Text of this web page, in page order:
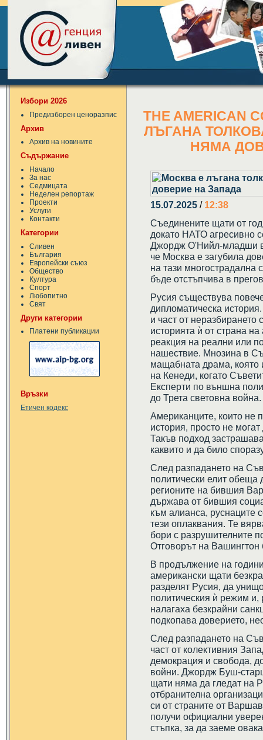
Избори 2026
Предизборен ценоразпис
Архив
Архив на новините
Съдържание
Начало
За нас
Седмицата
Неделен репортаж
Проекти
Услуги
Контакти
Категории
Сливен
България
Европейски съюз
Общество
Култура
Спорт
Любопитно
Свят
Други категории
Платени публикации
Връзки
Етичен кодекс
THE AMERICAN
ЛЪГАНА
НЯМА
15.07.2025 / 12:38
Съединените щати от
докато НАТО агресивно
Джордж О'Нийл-младши в
че Москва е загубила
на тази многострадална
бъде отстъпчива в
Русия съществува
дипломатическа
и част от
историята ѝ от страна
реакция на реални или
нашествие. Мнозина в
мащабната драма, която
на Кенеди, когато
Експерти по външна
до Трета световна война.
Американците, които не
история, просто не
Такъв подход
каквито и да било
След разпадането на
политически елит
регионите на бившия
държава от бившия
към алианса, руснаците
тези оплаквания. Те
бори с разрушителните
Отговорът на
В продължение на
американски щати
разделят Русия, да
политическия ѝ режим и,
налагаха безкрайни
подкопава доверието,
След разпадането на
част от колективния
демокрация и свобода,
войни. Джордж Буш-
щати няма да гледат на
отбранителна
си от страните от
получи официални
стъпка, за да заеме